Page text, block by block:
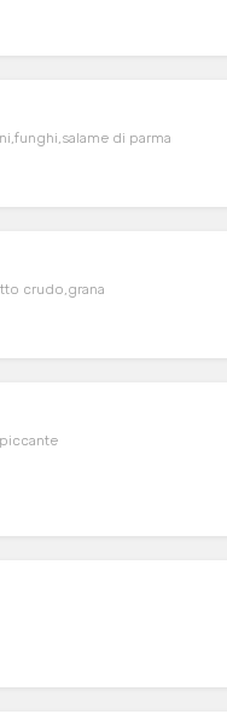
di parma
crudo,grana